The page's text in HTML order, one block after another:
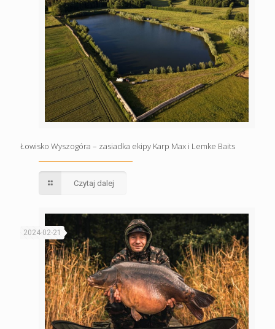
Łowisko Wyszogóra – zasiadka ekipy Karp Max i Lemke Baits
Czytaj dalej
2024-02-21